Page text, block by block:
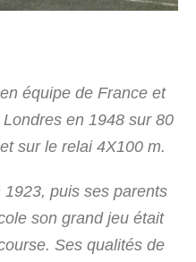
équipe de France et
en 1948 sur 80
sur le relai 4X100 m.
puis ses parents
son grand jeu était
Ses qualités de